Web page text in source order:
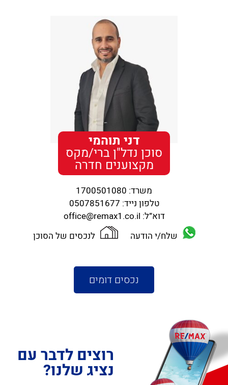
דני תוהמי
סוכן נדל"ן ברי/מקס
מקצוענים חדרה
משרד: 1700501080
טלפון נייד: 0507851677
דוא”ל: office@remax1.co.il
שלח/י הודעה
לנכסים של הסוכן
נכסים דומים
רוצים לדבר עם
נציג שלנו?